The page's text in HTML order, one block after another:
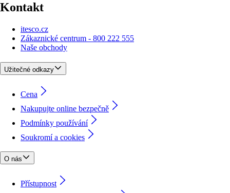
Kontakt
itesco.cz
Zákaznické centrum - 800 222 555
Naše obchody
Užitečné odkazy
Cena
Nakupujte online bezpečně
Podmínky používání
Soukromí a cookies
O nás
Přístupnost